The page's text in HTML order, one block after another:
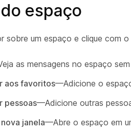
espaço
sobre um espaço e clique com
as mensagens no espaço
aos favoritos—Adicione o
pessoas—Adicione outras
janela—Abre o espaço em